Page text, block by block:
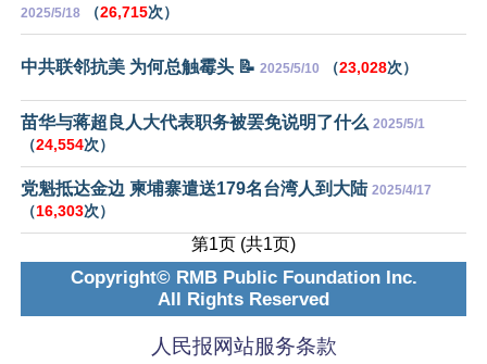
2025/5/18 （26,715次）
中共联邻抗美 为何总触霉头 📝 2025/5/10 （23,028次）
苗华与蒋超良人大代表职务被罢免说明了什么 2025/5/1
（24,554次）
党魁抵达金边 柬埔寨遣送179名台湾人到大陆 2025/4/17
（16,303次）
第1页 (共1页)
Copyright© RMB Public Foundation Inc.
All Rights Reserved
人民报网站服务条款